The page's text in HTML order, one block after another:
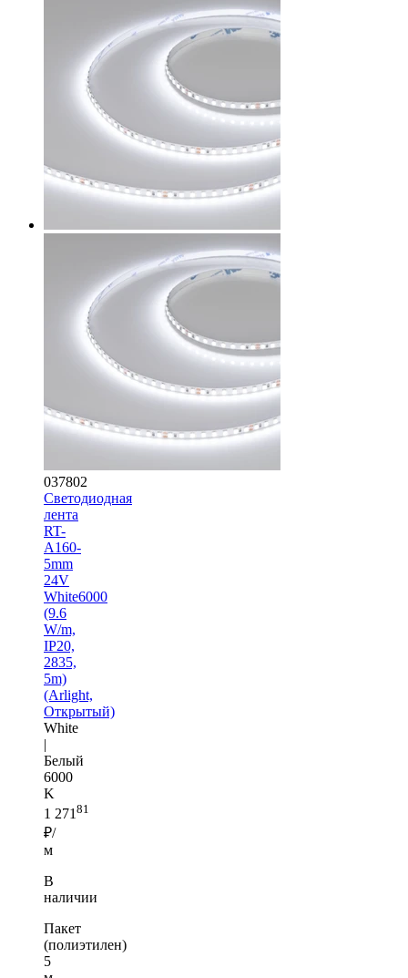
037802
Светодиодная
лента
RT-
A160-
5mm
24V
White6000
(9.6
W/m,
IP20,
2835,
5m)
(Arlight,
Открытый)
White
|
Белый
6000
K
1 271 81
₽/
м
В
наличии
Пакет
(полиэтилен)
5